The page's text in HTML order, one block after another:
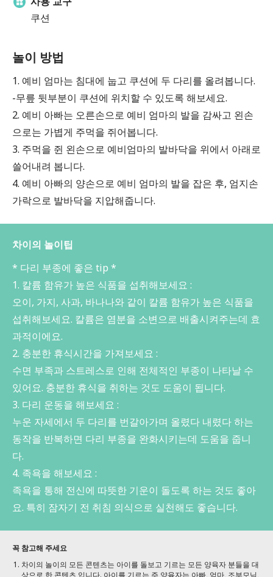
쿠션
놀이 방법
1. 예비 엄마는 침대에 눕고 쿠션에 두 다리를 올려봅니다.
-무릎 뒷부분이 쿠션에 위치할 수 있도록 해보세요.
2. 예비 아빠는 오른손으로 예비 엄마의 발을 감싸고 왼손
으로는 가볍게 주먹을 쥐어봅니다.
3. 주먹을 쥔 왼손으로 예비엄마의 발바닥을 위에서 아래로
쓸어내려 봅니다.
4. 예비 아빠의 양손으로 예비 엄마의 발을 잡은 후, 엄지손
가락으로 발바닥을 지압해줍니다.
차이의 놀이팁
* 다리 부종에 좋은 tip *
1. 칼륨 함유가 높은 식품을 섭취해보세요 :
오이, 가지, 사과, 바나나와 같이 칼륨 함유가 높은 식품을
섭취해보세요. 칼륨은 염분을 소변으로 배출시켜주는데 효
과적이에요.
2. 충분한 휴식시간을 가져보세요 :
수면 부족과 스트레스로 인해 전체적인 부종이 나타날 수
있어요. 충분한 휴식을 취하는 것도 도움이 됩니다.
3. 다리 운동을 해보세요 :
누운 자세에서 두 다리를 번갈아가며 올렸다 내렸다 하는
동작을 반복하면 다리 부종을 완화시키는데 도움을 줍니
다.
4. 족욕을 해보세요 :
족욕을 통해 전신에 따뜻한 기운이 돌도록 하는 것도 좋아
요. 특히 잠자기 전 취침 의식으로 실천해도 좋습니다.
꼭 참고해 주세요
차이의 놀이의 모든 콘텐츠는 아이를 돌보고 기르는 모든 양육자 분들을 대
상으로 한 콘텐츠 입니다. 아이를 기르는 주 양육자는 아빠, 엄마, 조부모님,